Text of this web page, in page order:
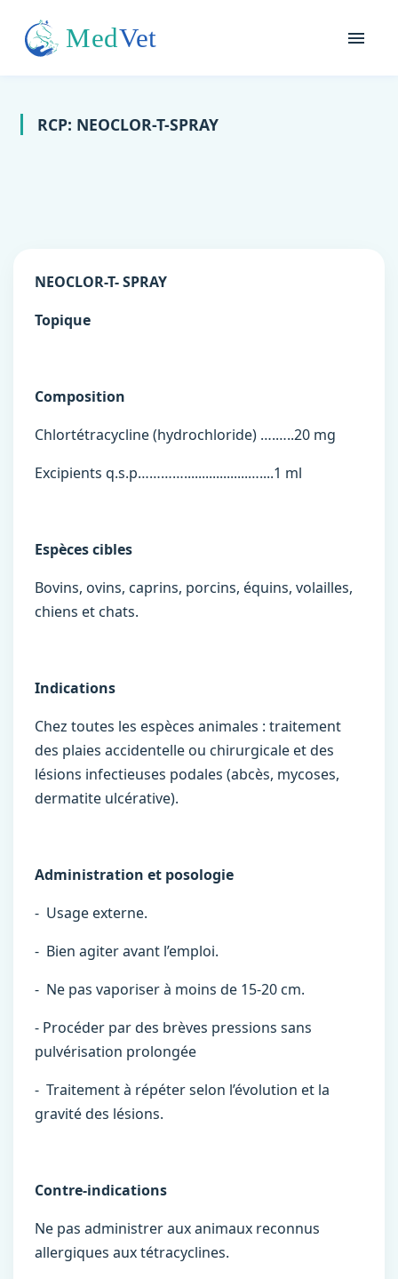
RCP: NEOCLOR-T-SPRAY
NEOCLOR-T- SPRAY
Topique
Composition
Chlortétracycline (hydrochloride) ….…..20 mg
Excipients q.s.p…………..................…....1 ml
Espèces cibles
Bovins, ovins, caprins, porcins, équins, volailles,
chiens et chats.
Indications
Chez toutes les espèces animales : traitement
des plaies accidentelle ou chirurgicale et des
lésions infectieuses podales (abcès, mycoses,
dermatite ulcérative).
Administration et posologie
- Usage externe.
- Bien agiter avant l’emploi.
- Ne pas vaporiser à moins de 15-20 cm.
- Procéder par des brèves pressions sans
pulvérisation prolongée
- Traitement à répéter selon l’évolution et la
gravité des lésions.
Contre-indications
Ne pas administrer aux animaux reconnus
allergiques aux tétracyclines.